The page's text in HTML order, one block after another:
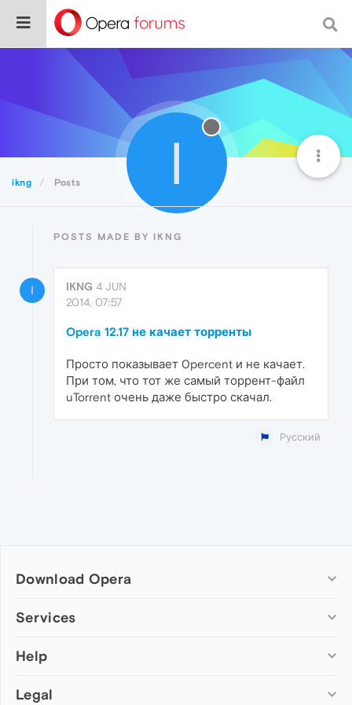
ikng Posts I
POSTS MADE BY IKNG
I IKNG 4 JUN
2014, 07:57
Opera 12.17 не качает торренты
Просто показывает 0percent и не качает.
При том, что тот же самый торрент-файл
uTorrent очень даже быстро скачал.
Русский
Download Opera
Computer browsers
Opera for Mac
Opera beta version
Services
Add-ons
Wallpapers
Help
Help & support
Legal